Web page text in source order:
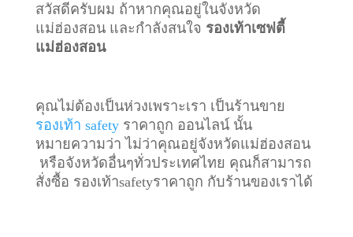
สวัสดีครับผม ถ้าหากคุณอยู่ในจังหวัด
แม่ฮ่องสอน และกำลังสนใจ รองเท้าเซฟตี้
แม่ฮ่องสอน
คุณไม่ต้องเป็นห่วงเพราะเรา เป็นร้านขาย
รองเท้า safetyราคาถูก ออนไลน์ นั้น
หมายความว่า ไม่ว่าคุณอยู่จังหวัดแม่ฮ่องสอน
หรือจังหวัดอื่นๆทั่วประเทศไทย คุณก็สามารถ
สั่งซื้อ รองเท้าsafetyราคาถูก กับร้านของเราได้